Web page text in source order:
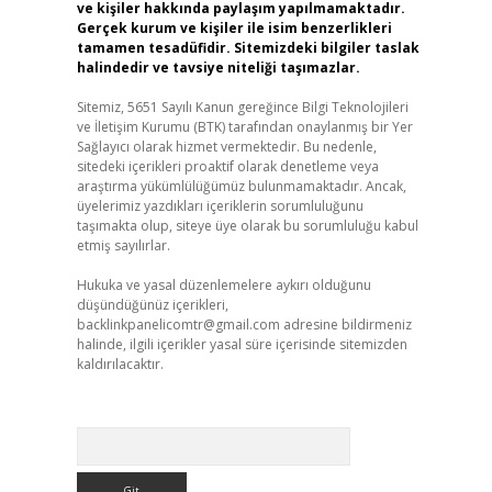
ve kişiler hakkında paylaşım yapılmamaktadır.
Gerçek kurum ve kişiler ile isim benzerlikleri
tamamen tesadüfidir. Sitemizdeki bilgiler taslak
halindedir ve tavsiye niteliği taşımazlar.
Sitemiz, 5651 Sayılı Kanun gereğince Bilgi Teknolojileri
ve İletişim Kurumu (BTK) tarafından onaylanmış bir Yer
Sağlayıcı olarak hizmet vermektedir. Bu nedenle,
sitedeki içerikleri proaktif olarak denetleme veya
araştırma yükümlülüğümüz bulunmamaktadır. Ancak,
üyelerimiz yazdıkları içeriklerin sorumluluğunu
taşımakta olup, siteye üye olarak bu sorumluluğu kabul
etmiş sayılırlar.
Hukuka ve yasal düzenlemelere aykırı olduğunu
düşündüğünüz içerikleri,
backlinkpanelicomtr@gmail.com adresine bildirmeniz
halinde, ilgili içerikler yasal süre içerisinde sitemizden
kaldırılacaktır.